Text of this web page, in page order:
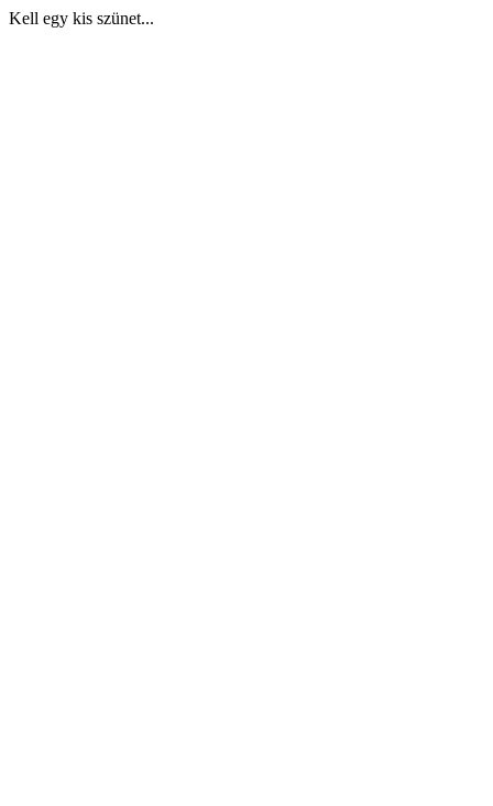
Kell egy kis szünet...